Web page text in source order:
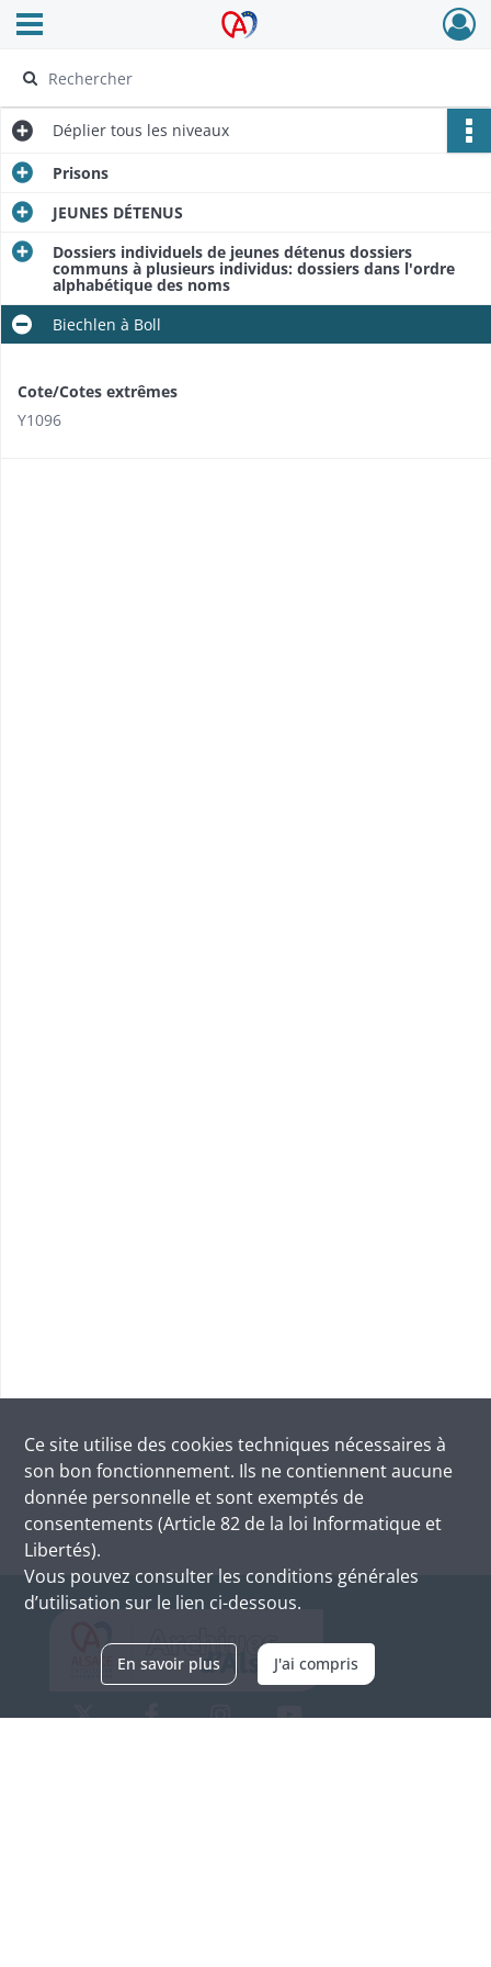
Archives Alsace - Colmar
Ouvrir le menu déroulant
Déplier tous les niveaux
Prisons
JEUNES DÉTENUS
Dossiers individuels de jeunes détenus dossiers
communs à plusieurs individus: dossiers dans l'ordre
alphabétique des noms
Biechlen à Boll
Cote/Cotes extrêmes
Y1096
Ce site utilise des cookies techniques nécessaires à
son bon fonctionnement. Ils ne contiennent aucune
donnée personnelle et sont exemptés de
consentements (Article 82 de la loi Informatique et
Libertés).
Vous pouvez consulter les conditions générales
d’utilisation sur le lien ci-dessous.
En savoir plus J'ai compris